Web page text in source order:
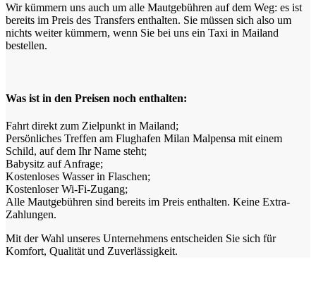
Wir kümmern uns auch um alle Mautgebühren auf dem Weg: es ist
bereits im Preis des Transfers enthalten. Sie müssen sich also um
nichts weiter kümmern, wenn Sie bei uns ein Taxi in Mailand
bestellen.
Was ist in den Preisen noch enthalten:
Fahrt direkt zum Zielpunkt in Mailand;
Persönliches Treffen am Flughafen Milan Malpensa mit einem
Schild, auf dem Ihr Name steht;
Babysitz auf Anfrage;
Kostenloses Wasser in Flaschen;
Kostenloser Wi-Fi-Zugang;
Alle Mautgebühren sind bereits im Preis enthalten. Keine Extra-
Zahlungen.
Mit der Wahl unseres Unternehmens entscheiden Sie sich für
Komfort, Qualität und Zuverlässigkeit.